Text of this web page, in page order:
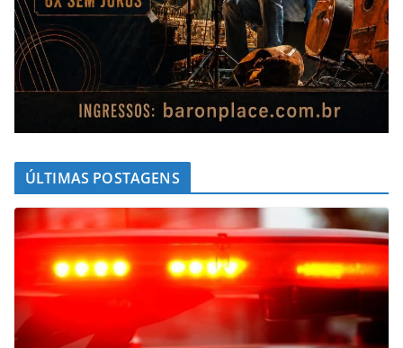
ÚLTIMAS POSTAGENS